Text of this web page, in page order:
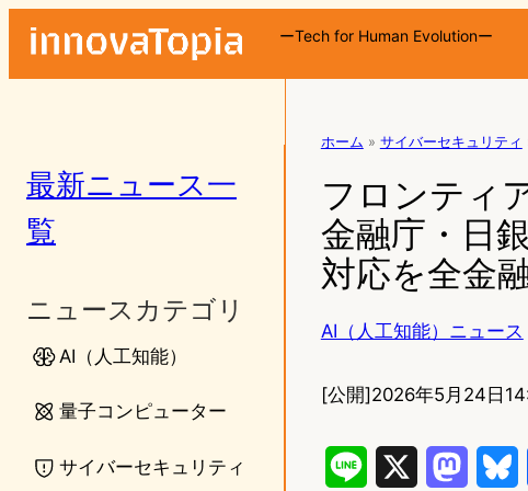
ーTech for Human Evolutionー
最新ニュース一
覧
ニュースカテゴリ
AI（人工知能）
量子コンピューター
サイバーセキュリティ
ホーム » サイバーセキュリティ
フロンティ
金融庁・日
対応を全金
AI（人工知能）ニュース
[公開]2026年5月24日